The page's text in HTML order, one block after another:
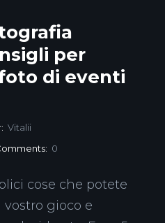
per
di eventi
Vitalii
0
cose che potete
gioco e